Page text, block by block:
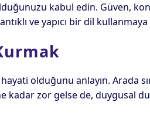
kabul edin. Güven,
ve yapıcı bir dil kullanmaya
olduğunu anlayın. Arada
zor gelse de, duygusal